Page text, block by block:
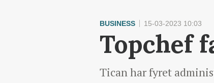
BUSINESS 15-03-2023 10:03
Topchef
Tican har fyret